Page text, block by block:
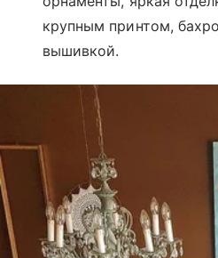
крупным принтом,
вышивкой.